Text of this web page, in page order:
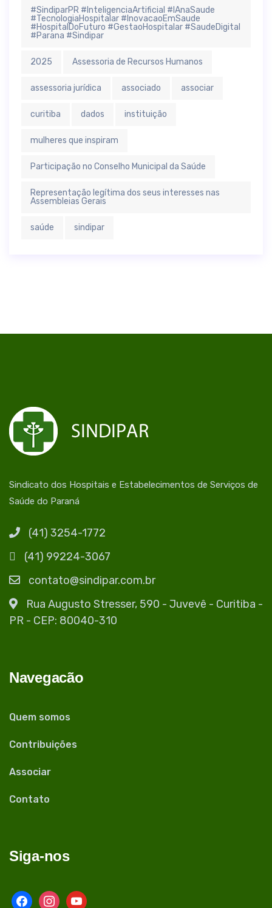
#SindiparPR #InteligenciaArtificial #IAnaSaude
#TecnologiaHospitalar #InovacaoEmSaude
#HospitalDoFuturo #GestaoHospitalar #SaudeDigital
#Parana #Sindipar
2025 Assessoria de Recursos Humanos
assessoria jurídica associado associar
curitiba dados instituição
mulheres que inspiram
Participação no Conselho Municipal da Saúde
Representação legítima dos seus interesses nas
Assembleias Gerais
saúde sindipar
Sindicato dos Hospitais e Estabelecimentos de Serviços de
Saúde do Paraná
(41) 3254-1772
(41) 99224-3067
contato@sindipar.com.br
Rua Augusto Stresser, 590 - Juvevê - Curitiba -
PR - CEP: 80040-310
Navegacão
Quem somos
Contribuições
Associar
Contato
Siga-nos
facebookinstagram
youtube